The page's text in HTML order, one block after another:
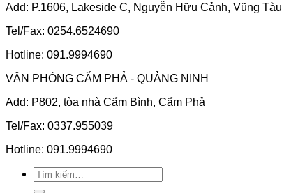
Add: P.1606, Lakeside C, Nguyễn Hữu Cảnh, Vũng Tàu
Tel/Fax: 0254.6524690
Hotline: 091.9994690
VĂN PHÒNG CẨM PHẢ - QUẢNG NINH
Add: P802, tòa nhà Cẩm Bình, Cẩm Phả
Tel/Fax: 0337.955039
Hotline: 091.9994690
Tìm
kiếm: